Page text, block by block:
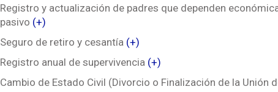
Registro y actualización de padres que dependen
pasivo (+)
Seguro de retiro y cesantía (+)
Registro anual de supervivencia (+)
Cambio de Estado Civil (Divorcio o Finalización de la Unión